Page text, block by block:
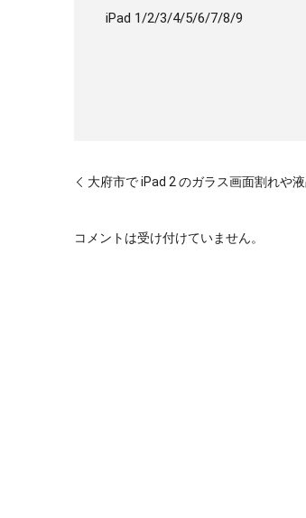
iPad 1/2/3/4/5/6/7/8/9
大府市で iPad 2 のガラス画面割れや
コメントは受け付けていません。